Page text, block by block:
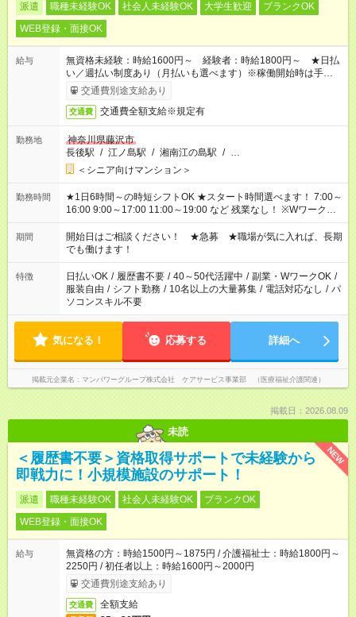
派遣 職種未経験OK 社会人未経験OK 大学生歓迎
ブランクOK
WEB登録・面接OK
給与
無資格未経験：時給1600円～ 経験者：時給1800円～ ★日払
い／週払い制度あり（月払いも選べます）※稼働開始時は手続き
完了次第のお支払いとなります。
交通費別途支給あり
交通費 交通費全額支給※規定有
勤務地
神奈川県藤沢市
長後駅 / 江ノ島駅 / 湘南江の島駅 / …
＜シニア向けマンション＞
勤務時間
★1日6時間～の時短シフトOK ★スタート時間選べます！ 7:00～
16:00 9:00～17:00 11:00～19:00 など 残業なし！ ※Wワークの
場合、他のお仕事と合わせ週40時間超の就業はご案内できませ
ん ※法令に基づき、週20時間以上勤務は社会保険への加入対象
となります ※労働者派遣法（日雇い派遣の原則禁止）により、
短時間・短期間の就業はご案内が難しい場合があります
期間
開始日はご相談ください！ ★急募 ★職場が気に入れば、長期
でも働けます！
特徴 日払いOK / 履歴書不要 / 40～50代活躍中 / 副業・WワークOK /
服装自由 / シフト勤務 / 10名以上の大量募集 / 電話対応なし / パ
ソコンスキル不要
気になる！ 応募する 詳細へ
掲載元企業名 マンパワーグループ株式会社 ケアサービス事業部 （医療福祉介護関連）
掲載日：2026.08.09
未読
NEW
＜履歴書不要＞資格取得サポートで未経験から
即戦力に！小規模施設のサポート！
派遣 職種未経験OK 社会人未経験OK
ブランクOK
WEB登録・面接OK
給与
無資格の方：時給1500円～1875円 / 介護福祉士：時給1800円～
2250円 / 初任者以上：時給1600円～2000円
交通費別途支給あり
交通費 全額支給